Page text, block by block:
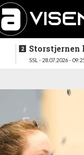
Storstjernen
ferdig -
SSL - 28.07.2026 -